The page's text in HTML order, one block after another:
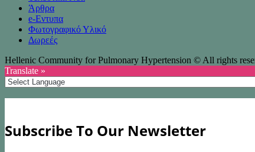
Άρθρα
e-Eντυπα
Φωτογραφικό Υλικό
Δωρεές
Hellenic Community for Pulmonary Hypertension © All rights
Translate »
Subscribe To Our Newsletter